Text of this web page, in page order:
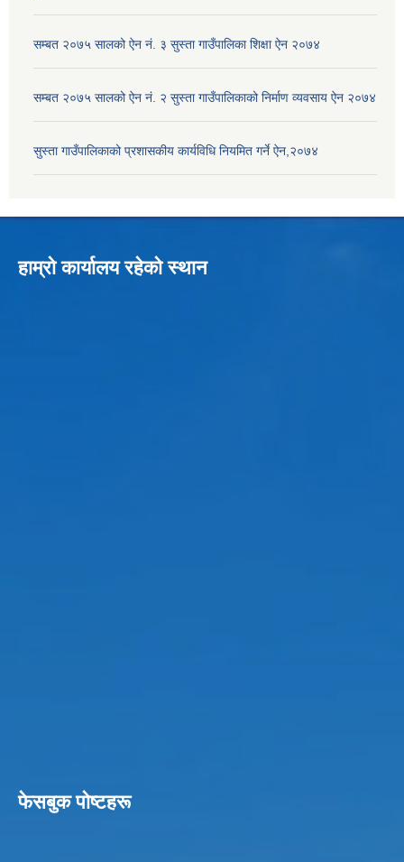
सम्बत २०७५ सालको ऐन नं. ३ सुस्ता गाउँपालिका शिक्षा ऐन २०७४
सम्बत २०७५ सालको ऐन नं. २ सुस्ता गाउँपालिकाको निर्माण व्यवसाय ऐन २०७४
सुस्ता गाउँपालिकाको प्रशासकीय कार्यविधि नियमित गर्ने ऐन,२०७४
हाम्रो कार्यालय रहेको स्थान
फेसबुक पाेष्टहरू